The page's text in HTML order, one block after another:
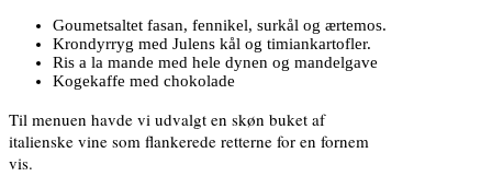
Goumetsaltet fasan, fennikel, surkål og ærtemos.
Krondyrryg med Julens kål og timiankartofler.
Ris a la mande med hele dynen og mandelgave
Kogekaffe med chokolade
Til menuen havde vi udvalgt en skøn buket af
italienske vine som flankerede retterne for en fornem
vis.